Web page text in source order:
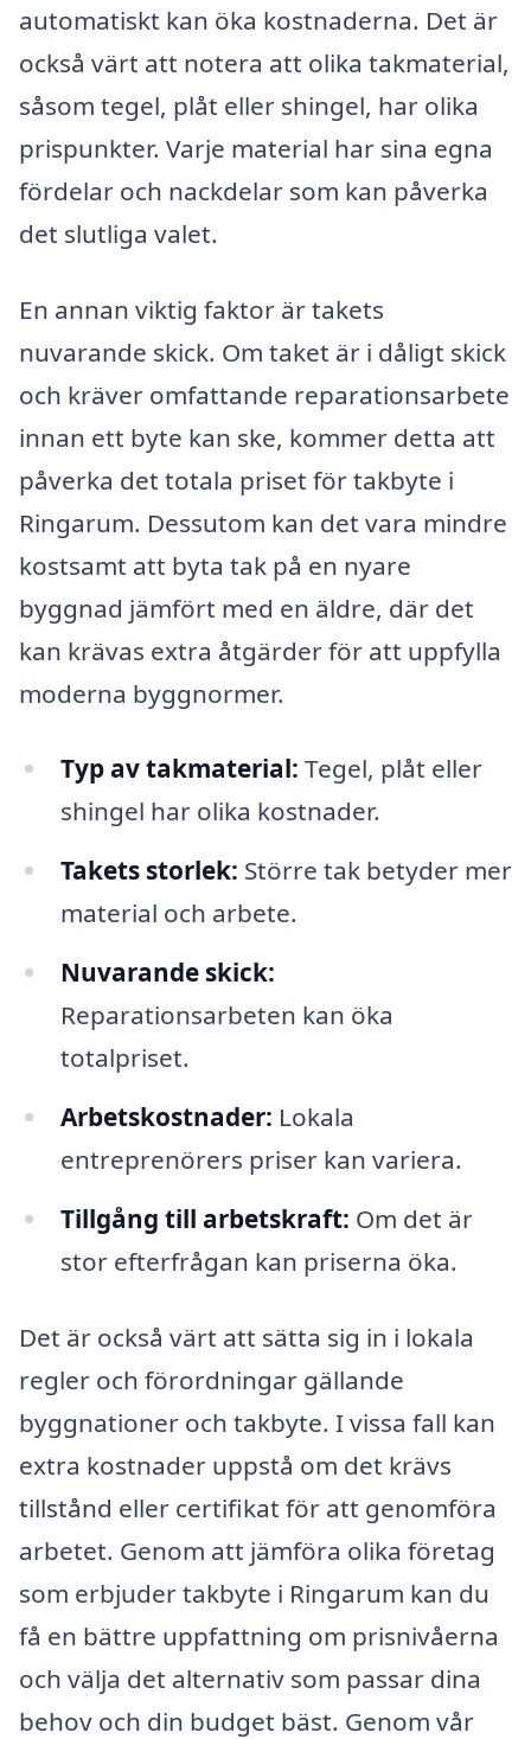
automatiskt kan öka kostnaderna. Det är
också värt att notera att olika takmaterial,
såsom tegel, plåt eller shingel, har olika
prispunkter. Varje material har sina egna
fördelar och nackdelar som kan påverka
det slutliga valet.
En annan viktig faktor är takets
nuvarande skick. Om taket är i dåligt skick
och kräver omfattande reparationsarbete
innan ett byte kan ske, kommer detta att
påverka det totala priset för takbyte i
Ringarum. Dessutom kan det vara mindre
kostsamt att byta tak på en nyare
byggnad jämfört med en äldre, där det
kan krävas extra åtgärder för att uppfylla
moderna byggnormer.
Typ av takmaterial: Tegel, plåt eller
shingel har olika kostnader.
Takets storlek: Större tak betyder mer
material och arbete.
Nuvarande skick:
Reparationsarbeten kan öka
totalpriset.
Arbetskostnader: Lokala
entreprenörers priser kan variera.
Tillgång till arbetskraft: Om det är
stor efterfrågan kan priserna öka.
Det är också värt att sätta sig in i lokala
regler och förordningar gällande
byggnationer och takbyte. I vissa fall kan
extra kostnader uppstå om det krävs
tillstånd eller certifikat för att genomföra
arbetet. Genom att jämföra olika företag
som erbjuder takbyte i Ringarum kan du
få en bättre uppfattning om prisnivåerna
och välja det alternativ som passar dina
behov och din budget bäst. Genom vår